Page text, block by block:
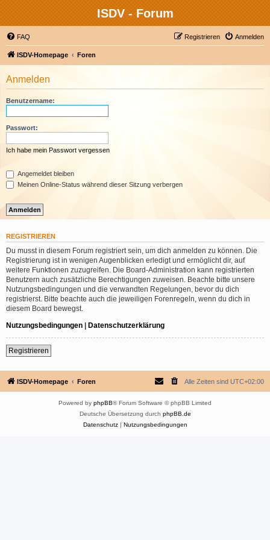
ISDV - Forum
FAQ Anmelden
Registrieren
ISDV-Homepage Foren
Anmelden
Benutzername:
Passwort:
Ich habe mein Passwort vergessen
Angemeldet bleiben
Meinen Online-Status während dieser Sitzung verbergen
REGISTRIEREN
Du musst in diesem Forum registriert sein, um dich anmelden zu können. Die
Registrierung ist in wenigen Augenblicken erledigt und ermöglicht dir, auf
weitere Funktionen zuzugreifen. Die Board-Administration kann registrierten
Benutzern auch zusätzliche Berechtigungen zuweisen. Beachte bitte unsere
Nutzungsbedingungen und die verwandten Regelungen, bevor du dich
registrierst. Bitte beachte auch die jeweiligen Forenregeln, wenn du dich in
diesem Board bewegst.
Nutzungsbedingungen | Datenschutzerklärung
Registrieren
ISDV-Homepage Foren Alle Zeiten sind UTC+02:00
Powered by phpBB® Forum Software © phpBB Limited
Deutsche Übersetzung durch phpBB.de
Datenschutz| Nutzungsbedingungen